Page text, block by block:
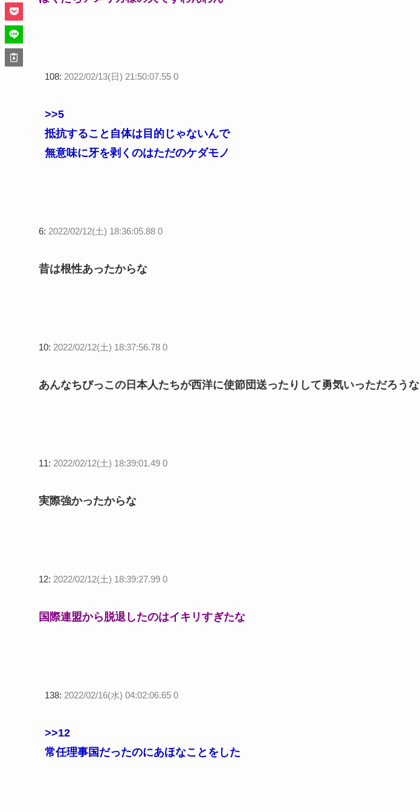
108: 2022/02/13(日) 21:50:07.55 0
>>5
抵抗すること自体は目的じゃないんで
無意味に牙を剥くのはただのケダモノ
6: 2022/02/12(土) 18:36:05.88 0
昔は根性あったからな
10: 2022/02/12(土) 18:37:56.78 0
あんなちびっこの日本人たちが西洋に使節団送ったりして勇気いっただろうな
11: 2022/02/12(土) 18:39:01.49 0
実際強かったからな
12: 2022/02/12(土) 18:39:27.99 0
国際連盟から脱退したのはイキリすぎたな
138: 2022/02/16(水) 04:02:06.65 0
>>12
常任理事国だったのにあほなことをした